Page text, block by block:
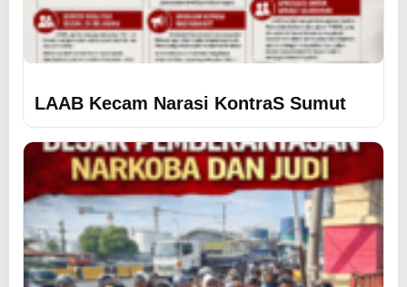
LAAB Kecam Narasi KontraS Sumut